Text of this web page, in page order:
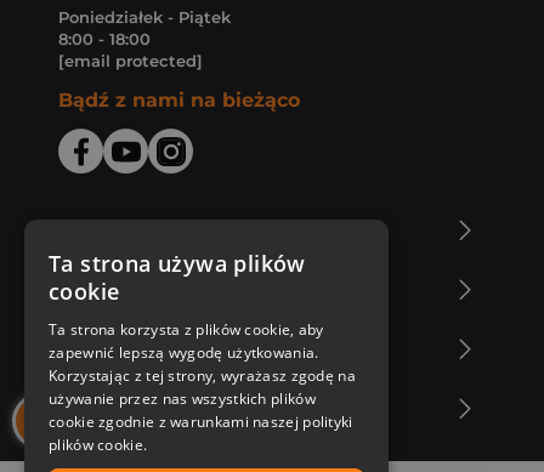
Poniedziałek - Piątek
8:00 - 18:00
[email protected]
Bądź z nami na bieżąco
Zakupy u nas
Nasza oferta
Nasi autorzy
Ta strona używa plików
cookie
Ta strona korzysta z plików cookie, aby
zapewnić lepszą wygodę użytkowania.
Korzystając z tej strony, wyrażasz zgodę na
używanie przez nas wszystkich plików
cookie zgodnie z warunkami naszej polityki
plików cookie.